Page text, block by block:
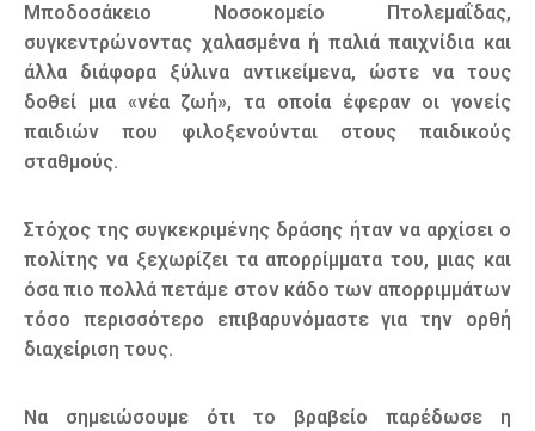
Μποδοσάκειο Νοσοκομείο Πτολεμαΐδας,
συγκεντρώνοντας χαλασμένα ή παλιά παιχνίδια και
άλλα διάφορα ξύλινα αντικείμενα, ώστε να τους
δοθεί μια «νέα ζωή», τα οποία έφεραν οι γονείς
παιδιών που φιλοξενούνται στους παιδικούς
σταθμούς.
Στόχος της συγκεκριμένης δράσης ήταν να αρχίσει ο
πολίτης να ξεχωρίζει τα απορρίμματα του, μιας και
όσα πιο πολλά πετάμε στον κάδο των απορριμμάτων
τόσο περισσότερο επιβαρυνόμαστε για την ορθή
διαχείριση τους.
Να σημειώσουμε ότι το βραβείο παρέδωσε η